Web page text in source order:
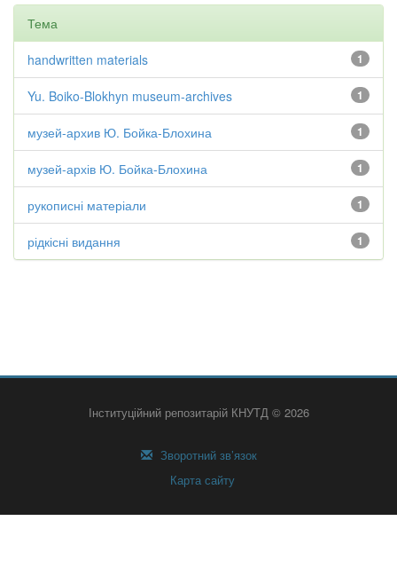
Тема
1
handwritten materials
1
Yu. Boiko-Blokhyn museum-archives
1
музей-архив Ю. Бойка-Блохина
1
музей-архів Ю. Бойка-Блохина
1
рукописні матеріали
1
рідкісні видання
Інституційний репозитарій КНУТД © 2026
Зворотний зв’язок
Карта сайту